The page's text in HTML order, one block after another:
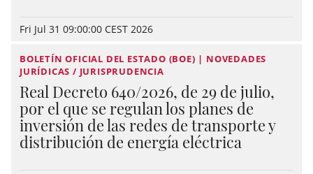
Fri Jul 31 09:00:00 CEST 2026
BOLETÍN OFICIAL DEL ESTADO (BOE) | NOVEDADES
JURÍDICAS / JURISPRUDENCIA
Real Decreto 640/2026, de 29 de julio,
por el que se regulan los planes de
inversión de las redes de transporte y
distribución de energía eléctrica